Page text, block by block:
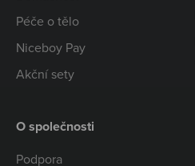
Péče o tělo
Niceboy Pay
Akční sety
O společnosti
Podpora